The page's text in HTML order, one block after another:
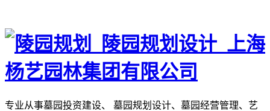
专业从事墓园投资建设、 墓园规划设计、墓园经营管理、艺